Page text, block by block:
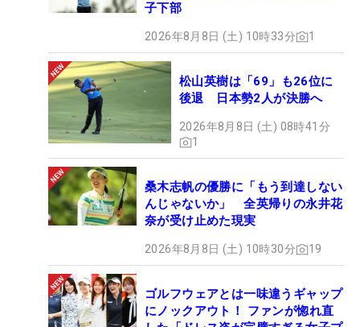
子下部
2026年8月8日 (土) 10時33分 1
松山英樹は「69」も26位に
後退 日本勢2人が決勝へ
2026年8月8日 (土) 08時41分
1
桑木志帆の優勝に「もう到達しない
んじゃないか」 全英帰りの永井花
奈が受け止めた現実
2026年8月8日 (土) 10時30分 19
ゴルフウェアとは一味違うギャップ
にノックアウト！ ファンが惚れ直